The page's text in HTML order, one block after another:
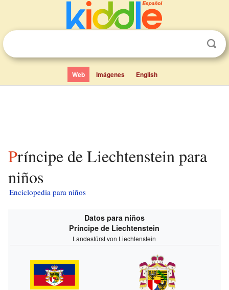
Web Imágenes English
Príncipe de Liechtenstein para
niños
Enciclopedia para niños
Datos para niños
Príncipe de Liechtenstein
Landesfürst von Liechtenstein